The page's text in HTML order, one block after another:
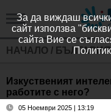
НАЧАЛО / БЪЛГАРИЯ
Изкуственият
работите с него?
05 Ноември 2025 | 13:19
За да виждаш
сайт използва
сайта Вие се